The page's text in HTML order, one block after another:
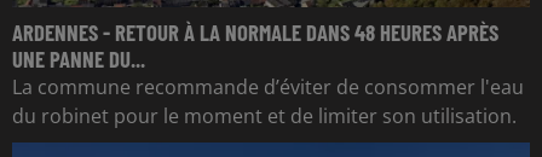
ARDENNES - RETOUR À LA NORMALE DANS 48 HEURES APRÈS
UNE PANNE DU...
La commune recommande d’éviter de consommer l'eau
du robinet pour le moment et de limiter son utilisation.